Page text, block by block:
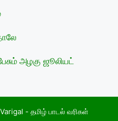
அழகு ஜூலியட்
- தமிழ் பாடல் வரிகள்